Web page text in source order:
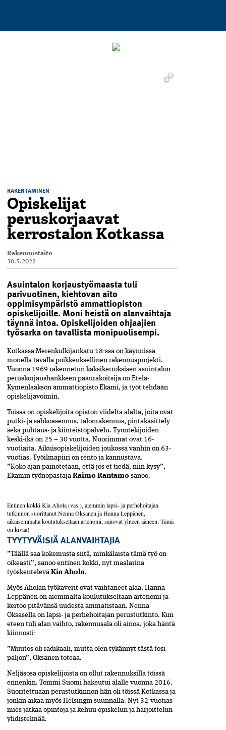
RAKENTAMINEN
Opiskelijat
peruskorjaavat
kerrostalon Kotkassa
Rakennustaito
30.5.2022
Asuintalon korjaustyömaasta tuli
parivuotinen, kiehtovan aito
oppimisympäristö ammattiopiston
opiskelijoille. Moni heistä on alanvaihtaja
täynnä intoa. Opiskelijoiden ohjaajien
työsarka on tavallista monipuolisempi.
Kotkassa Merenkulkijankatu 18:ssa on käynnissä
monella tavalla poikkeuksellinen rakennusprojekti.
Vuonna 1969 rakennetun kaksikerroksisen asuintalon
peruskorjaushankkeen pääurakoitsija on Etelä-
Kymenlaakson ammattiopisto Ekami, ja työt tehdään
opiskelijavoimin.
Töissä on opiskelijoita opiston viideltä alalta, joita ovat
putki- ja sähköasennus, talonrakennus, pintakäsittely
sekä puhtaus- ja kiinteistöpalvelu. Työntekijöiden
keski-ikä on 25 – 30 vuotta. Nuorimmat ovat 16-
vuotiaita. Aikuisopiskelijoiden joukossa vanhin on 63-
vuotias. Työilmapiiri on rento ja kannustava.
”Koko ajan painotetaan, että jos et tiedä, niin kysy”,
Ekamin työnopastaja Raimo Rantamo sanoo.
Entinen kokki Kia Ahola (vas.), aiemmin lapsi- ja perhehoitajan
tutkinnon suorittanut Nenna Oksanen ja Hanna Leppänen,
aikaisemmalta koulutukseltaan artenomi, sanovat yhteen ääneen: Tämä
on kivaa!
TYYTYVÄISIÄ ALANVAIHTAJIA
”Täällä saa kokemusta siitä, minkälaista tämä työ on
oikeasti”, sanoo entinen kokki, nyt maalarina
työskentelevä Kia Ahola.
Myös Aholan työkaverit ovat vaihtaneet alaa. Hanna­
Leppänen on aiemmalta koulutukseltaan arteno­mi ja
kertoo pitävänsä uudesta ammatistaan. Nenna
Oksasella on lapsi- ja perhehoitajan perustutkinto. Kun
eteen tuli alan vaihto, rakennusala oli ­ainoa, joka häntä
kiinnosti:
”Muutos oli radikaali, mutta olen tykännyt tästä tosi
paljon”, Oksanen toteaa.
Neljäsosa opiskelijoista on ollut rakennuksilla töissä
ennenkin. Tommi Suomi hakeutui alalle vuonna 2016.
Suoritettuaan perustutkinnon hän oli töissä Kotkassa ja
jonkin aikaa myös Helsingin suunnalla. Nyt 32-vuotias
mies jatkaa opintoja ja kehuu opiskelun ja harjoittelun
yhdistelmää.